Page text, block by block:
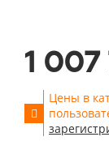
1
Цены в